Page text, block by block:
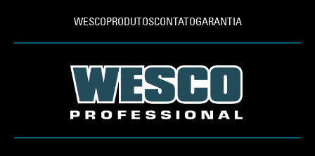
WESCOPRODUTOSCONTATOGARANTIA